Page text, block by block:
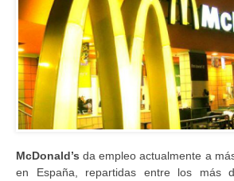
McDonald’s da empleo actualmente a
en España, repartidas entre los más